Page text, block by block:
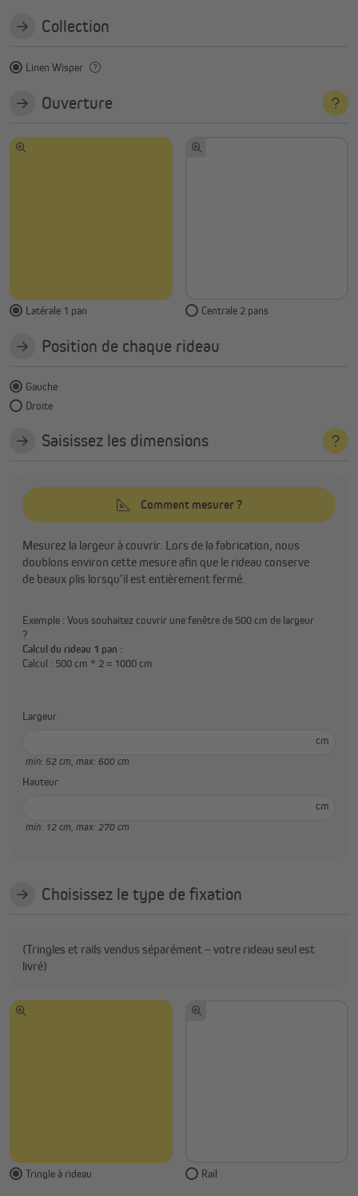
Collection
Linen Wisper
Ouverture
Latérale 1 pan Centrale 2 pans
Position de chaque rideau
Gauche
Droite
Saisissez les dimensions
Comment mesurer ?
Mesurez la largeur à couvrir. Lors de la fabrication, nous
doublons environ cette mesure afin que le rideau conserve
de beaux plis lorsqu’il est entièrement fermé.
Exemple : Vous souhaitez couvrir une fenêtre de 500 cm de largeur
?
Calcul du rideau 1 pan :
Calcul : 500 cm * 2 = 1000 cm
Largeur
cm
min: 52 cm, max: 600 cm
Hauteur
cm
min: 12 cm, max: 270 cm
Choisissez le type de fixation
(Tringles et rails vendus séparément – votre rideau seul est
livré)
Tringle à rideau Rail